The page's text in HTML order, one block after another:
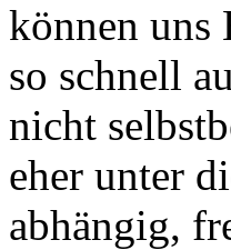
können uns
so schnell
nicht
eher unter
abhängig,